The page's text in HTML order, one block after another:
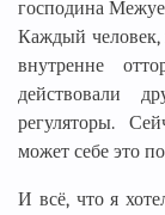
господина
Каждый человек,
внутренне
действовали
регуляторы.
может себе это
И всё, что я